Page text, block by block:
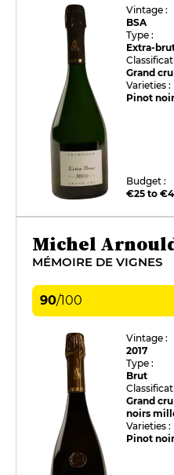
Vintage :
BSA
Type :
Extra-
Grand cru
Varieties :
Pinot noir
Budget :
€25 to
Michel
MÉMOIRE DE VIGNES
90/100
Vintage :
2017
Type :
Brut
Grand
noirs
Varieties :
Pinot noir